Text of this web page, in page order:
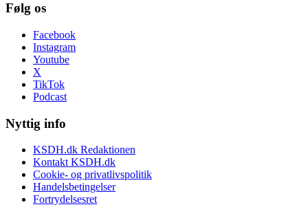
Følg os
Facebook
Instagram
Youtube
X
TikTok
Podcast
Nyttig info
KSDH.dk Redaktionen
Kontakt KSDH.dk
Cookie- og privatlivspolitik
Handelsbetingelser
Fortrydelsesret